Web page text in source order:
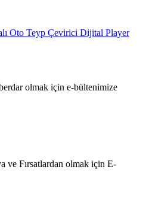
Oto Teyp Çevirici Dijital Player
olmak için e-bültenimize
ve Fırsatlardan olmak için E-